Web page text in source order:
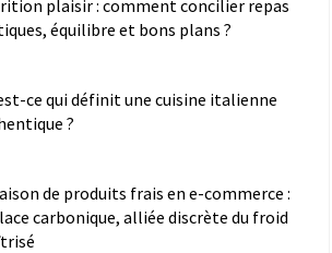
plaisir : comment concilier repas
équilibre et bons plans ?
ce qui définit une cuisine italienne
?
de produits frais en e-commerce :
carbonique, alliée discrète du froid